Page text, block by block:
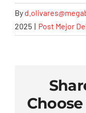
By
2025 | Post Mejor